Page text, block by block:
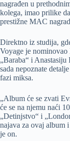
nagrađen u
kolega, imao prilike
prestižne MAC
Direktno iz studija,
Voyage je
„Baraba“ i
sada nepoznate
fazi miksa.
„Album će se zvati
će se na njemu naći
„Detinjstvo“ i
najava za ovaj album
je on.